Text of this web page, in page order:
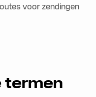
voor zendingen
termen